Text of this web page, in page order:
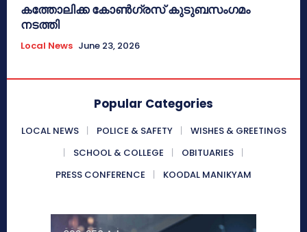
കത്തോലിക്ക കോൺഗ്രസ് കുടുബസംഗമം
നടത്തി
Local News June 23, 2026
Popular Categories
LOCAL NEWS POLICE & SAFETY
WISHES & GREETINGS
SCHOOL & COLLEGE
OBITUARIES
PRESS CONFERENCE
KOODAL MANIKYAM